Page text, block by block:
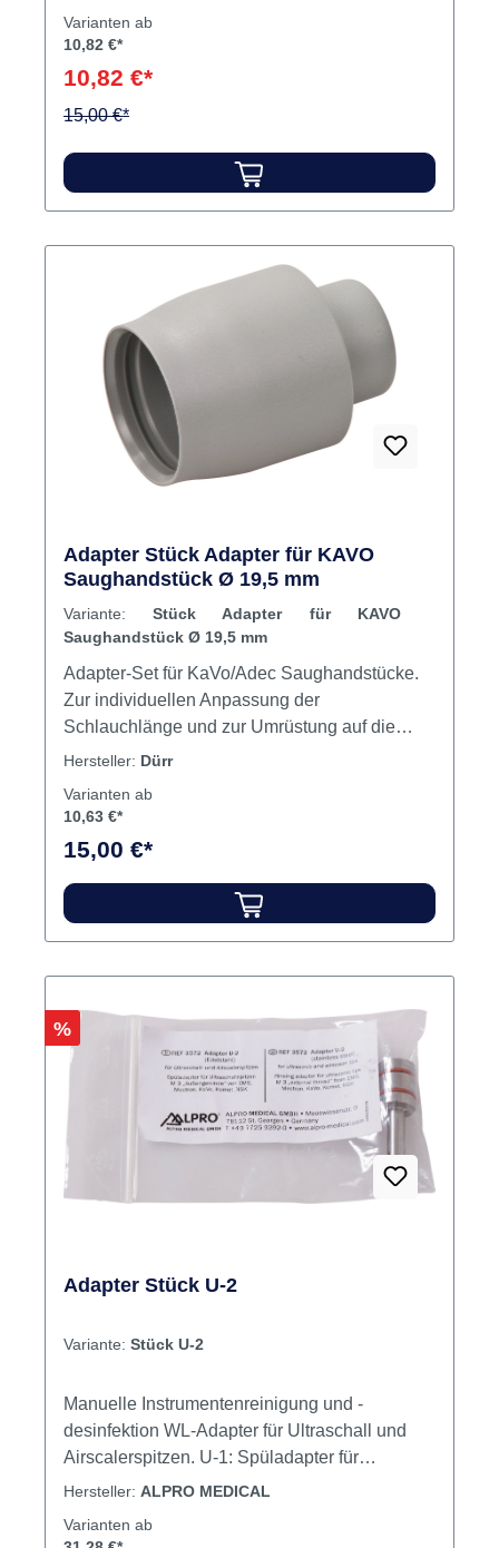
Varianten ab
10,82 €*
10,82 €*
15,00 €*
Adapter Stück Adapter für KAVO
Saughandstück Ø 19,5 mm
Variante: Stück Adapter für KAVO
Saughandstück Ø 19,5 mm
Adapter-Set für KaVo/Adec Saughandstücke.
Zur individuellen Anpassung der
Schlauchlänge und zur Umrüstung auf die
neuen Saughandstücke, mit vier Adaptern für
Adapter
Hersteller: Dürr
Varianten ab
10,63 €*
15,00 €*
Rabatt
%
Adapter Stück U-2
Variante: Stück U-2
Manuelle Instrumentenreinigung und -
desinfektion WL-Adapter für Ultraschall und
Airscalerspitzen. U-1: Spüladapter für
Ultraschallspritzen/Schallspritzen M 3
Komet. U-2: Spüladapter für
Hersteller: ALPRO MEDICAL
Varianten ab